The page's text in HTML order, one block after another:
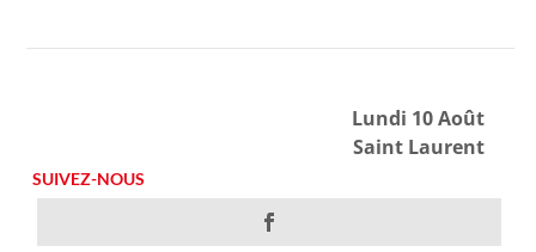
Lundi 10 Août
Saint Laurent
SUIVEZ-NOUS